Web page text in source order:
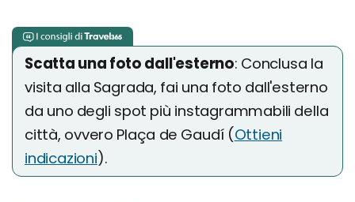
Scatta una foto dall'esterno: Conclusa la
visita alla Sagrada, fai una foto dall'esterno
da uno degli spot più instagrammabili della
città, ovvero Plaça de Gaudí (Ottieni
indicazioni).